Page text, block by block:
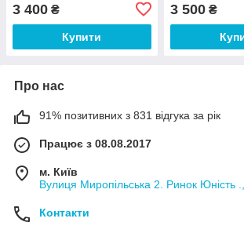
3 400 ₴
Купити
3 500₴
Про нас
91% позитивних з 831 відгука за рік
Працює з 08.08.2017
м. Київ
Вулиця Миропільська 2. Ринок Юність .,
Контакти